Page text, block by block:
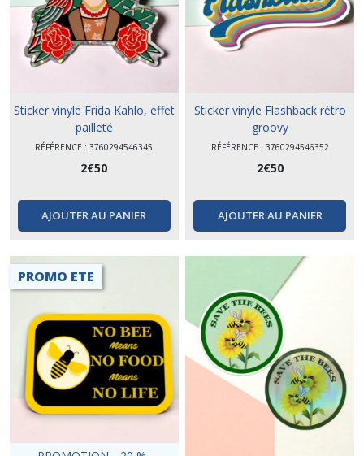
Sticker vinyle Frida Kahlo, effet
pailleté
RÉFÉRENCE : 3760294546345
2€50
AJOUTER AU PANIER
Sticker vinyle Flashback rétro
groovy
RÉFÉRENCE : 3760294546352
2€50
AJOUTER AU PANIER
PROMO ETE